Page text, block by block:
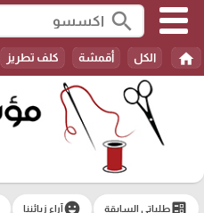
search
home الكل أقمشة كلف تطريز
ballotطلباتي السابقة emoji_emotionsآراء زبائننا